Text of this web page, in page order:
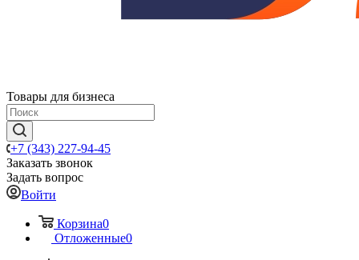
Товары для бизнеса
+7 (343) 227-94-45
Заказать звонок
Задать вопрос
Войти
Корзина0
Отложенные0